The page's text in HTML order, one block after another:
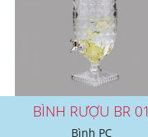
BÌNH RƯỢU BR 01
Bình PC